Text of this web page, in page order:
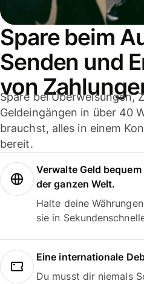
Spare beim
Senden und
von
Spare bei Überweisungen,
Geldeingängen in über 40
brauchst, alles in einem
bereit.
Verwalte Geld
der ganzen Welt.
Halte deine
sie in
Eine internationale
Du musst dir niemals